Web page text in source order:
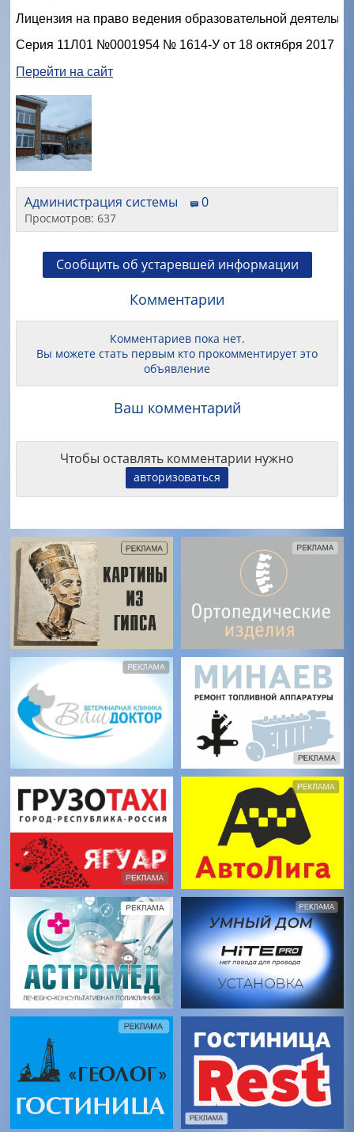
Лицензия на право ведения образовательной
Серия 11Л01 №0001954 № 1614-У от 18 октября 2017
Перейти на сайт
Администрация системы 0
Просмотров: 637
Сообщить об устаревшей информации
Комментарии
Комментариев пока нет.
Вы можете стать первым кто прокомментирует это
объявление
Ваш комментарий
Чтобы оставлять комментарии нужно
авторизоваться